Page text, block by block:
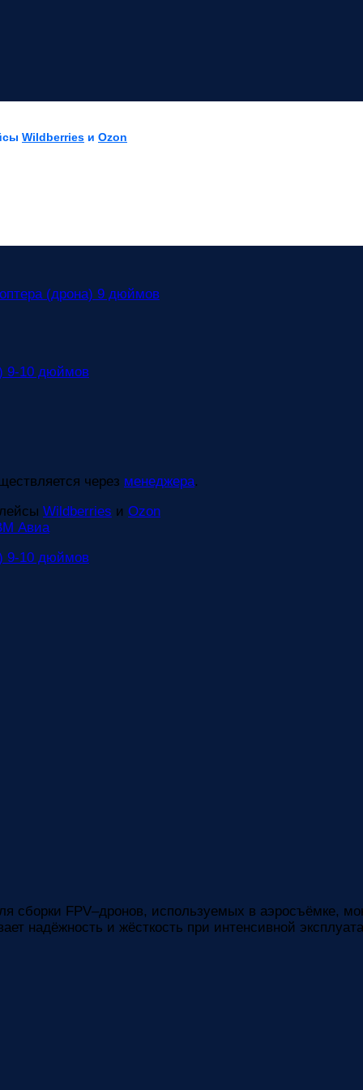
Wildberries и Ozon
через менеджера.
Wildberries и Ozon
Авиа
FPV–дронов, используемых в аэросъёмке,
надёжность и жёсткость при интенсивной